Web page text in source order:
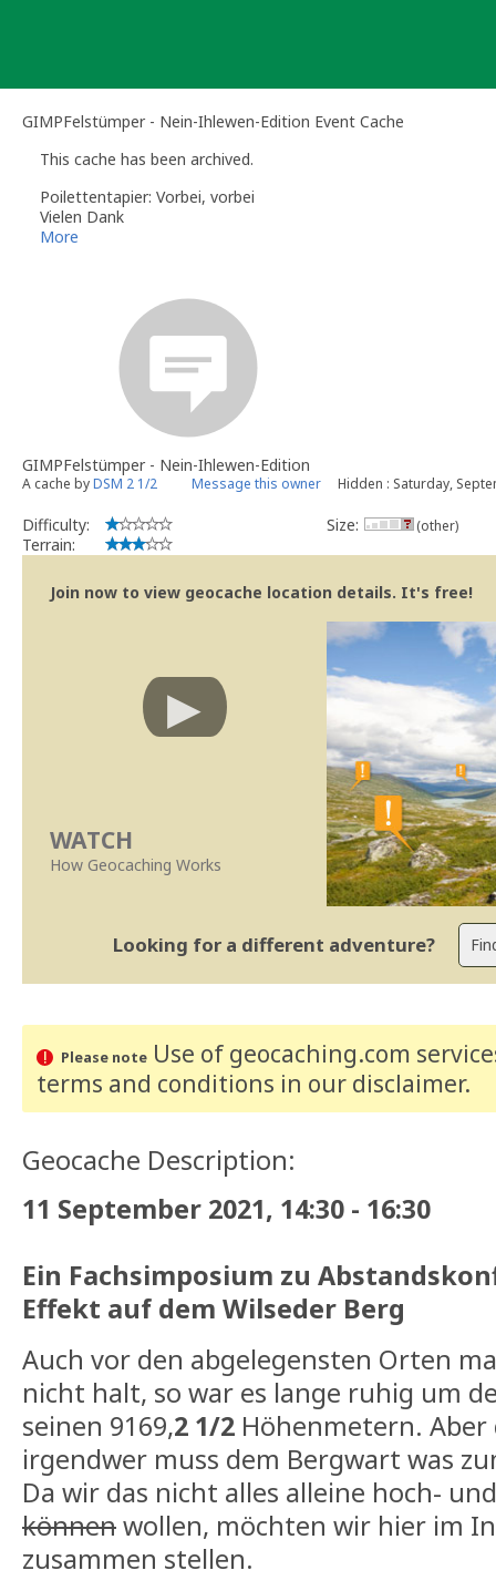
GIMPFelstümper - Nein-Ihlewen-Edition Event Cache
This cache has been archived.
Poilettentapier: Vorbei, vorbei
Vielen Dank
More
GIMPFelstümper - Nein-Ihlewen-Edition
A cache byDSM 2 1/2 Message this owner Hidden : Saturday,
Difficulty:
Terrain:
Size: (other)
Join now to view geocache location details. It's free!
WATCH
How Geocaching Works
Looking for a different adventure?
Please noteUse of geocaching.com
terms and conditions in our disclaimer.
Geocache Description:
11 September 2021, 14:30 - 16:30
Ein Fachsimposium zu
Effekt auf dem Wilseder Berg
Auch vor den abgelegensten Orten
nicht halt, so war es lange ruhig um
seinen 9169,2 1/2 Höhenmetern.
irgendwer muss dem Bergwart was
Da wir das nicht alles alleine hoch-
könnenwollen, möchten wir hier im
zusammen stellen.